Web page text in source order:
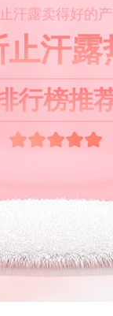
汗露卖得好的
止汗露
行榜推